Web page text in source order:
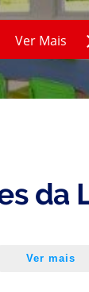
Ver Mais
da
Ver mais